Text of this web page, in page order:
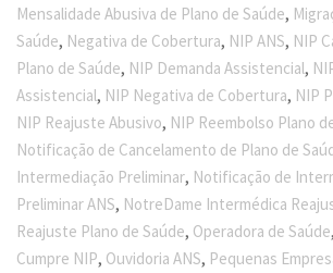
Mensalidade Abusiva de Plano de Saúde,
Saúde, Negativa de Cobertura, NIP ANS, NIP
Plano de Saúde, NIP Demanda Assistencial,
Assistencial, NIP Negativa de Cobertura, NIP
NIP Reajuste Abusivo, NIP Reembolso Plano
Notificação de Cancelamento de Plano de
Intermediação Preliminar, Notificação de
Preliminar ANS, NotreDame Intermédica
Reajuste Plano de Saúde, Operadora de Saúde,
Cumpre NIP, Ouvidoria ANS, Pequenas